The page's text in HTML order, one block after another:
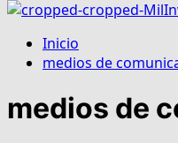
Inicio
medios de
medios de